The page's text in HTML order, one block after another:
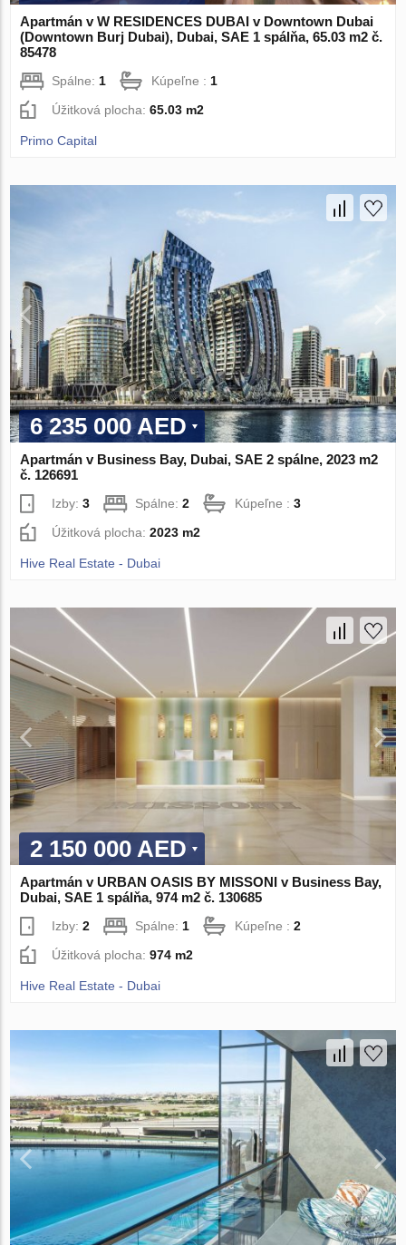
Apartmán v W RESIDENCES DUBAI v Downtown Dubai
(Downtown Burj Dubai), Dubai, SAE 1 spálňa, 65.03 m2 č.
85478
Spálne: 1 Kúpeľne : 1
Úžitková plocha:65.03 m2
Primo Capital
6 235 000 AED
Apartmán v Business Bay, Dubai, SAE 2 spálne, 2023 m2
č. 126691
Izby:3 Spálne:2 Kúpeľne :3
Úžitková plocha:2023 m2
Hive Real Estate - Dubai
2 150 000 AED
Apartmán v URBAN OASIS BY MISSONI v Business Bay,
Dubai, SAE 1 spálňa, 974 m2 č. 130685
Izby:2 Spálne: 1 Kúpeľne :2
Úžitková plocha:974 m2
Hive Real Estate - Dubai